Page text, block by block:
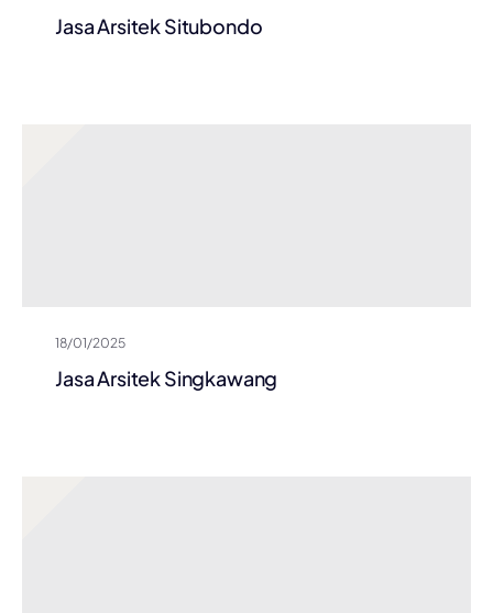
Jasa Arsitek Situbondo
18/01/2025
Jasa Arsitek Singkawang